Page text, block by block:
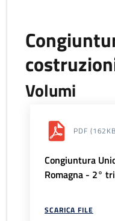
Volumi
PDF
Congiuntura
Romagna - 2°
SCARICA FILE